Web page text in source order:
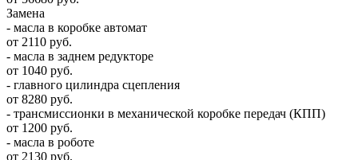
Замена
- масла в коробке автомат
от 2110 руб.
- масла в заднем редукторе
от 1040 руб.
- главного цилиндра сцепления
от 8280 руб.
- трансмиссионки в механической коробке передач (КПП)
от 1200 руб.
- масла в роботе
от 2130 руб.